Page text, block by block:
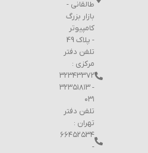
طالقانی -
بازار بزرگ
کامپیوتر
- پلاک 49
تلفن دفتر
مرکزی :
۳۲۳۴۳۳۷۲
- ۳۲۳۵۱۸۱۳
۰۳۱
تلفن دفتر
تهران :
۶۶۴۵۲۵۳۴
-